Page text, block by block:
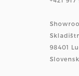
98401